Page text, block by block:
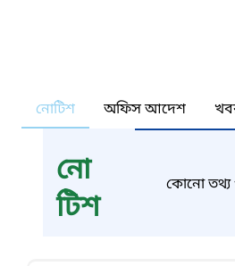
নোটিশ অফিস আদেশ
নো
টিশ
কোনো তথ্য